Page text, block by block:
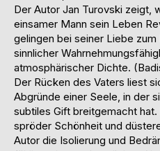
Der Autor Jan Turovski zeigt,
einsamer Mann sein Leben
gelingen bei seiner Liebe
sinnlicher
atmosphärischer Dichte.
Der Rücken des Vaters liest
Abgründe einer Seele, in der
subtiles Gift breitgemacht
spröder Schönheit und
Autor die Isolierung und